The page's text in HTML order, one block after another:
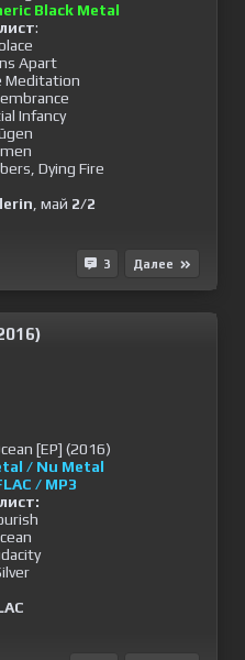
Black Metal
:
Apart
Meditation
Infancy
Dying Fire
, май 2/2
3 Далее
/ Nu Metal
/ MP3